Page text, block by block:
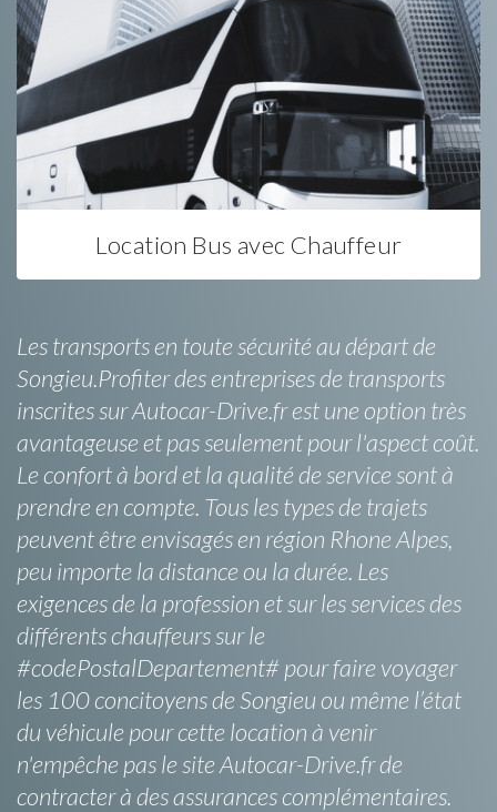
Location Bus avec Chauffeur
Les transports en toute sécurité au départ de
Songieu.Profiter des entreprises de transports
inscrites sur Autocar-Drive.fr est une option très
avantageuse et pas seulement pour l'aspect coût.
Le confort à bord et la qualité de service sont à
prendre en compte. Tous les types de trajets
peuvent être envisagés en région Rhone Alpes,
peu importe la distance ou la durée. Les
exigences de la profession et sur les services des
différents chauffeurs sur le
#codePostalDepartement# pour faire voyager
les 100 concitoyens de Songieu ou même l’état
du véhicule pour cette location à venir
n'empêche pas le site Autocar-Drive.fr de
contracter à des assurances complémentaires.